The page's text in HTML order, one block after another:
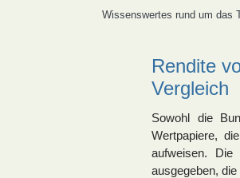
Wissenswertes rund um das
Rendite
Vergleich
Sowohl die
Wertpapiere,
aufweisen. Die
ausgegeben,